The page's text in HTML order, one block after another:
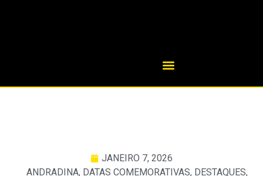
JANEIRO 7, 2026
ANDRADINA, DATAS COMEMORATIVAS, DESTAQUES,